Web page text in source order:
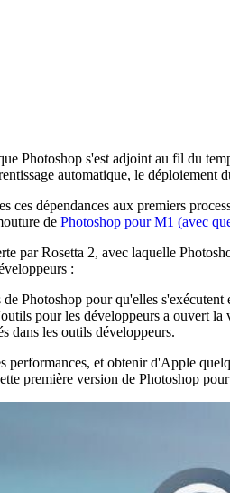
Photoshop s'est adjoint au fil du
automatique, le déploiement
ces dépendances aux premiers
de Photoshop pour M1 (avec
par Rosetta 2, avec laquelle
:
Photoshop pour qu'elles
pour les développeurs a ouvert
dans les outils développeurs.
performances, et obtenir d'Apple
première version de Photoshop